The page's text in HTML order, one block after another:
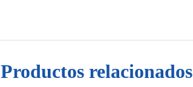
Productos relacionados